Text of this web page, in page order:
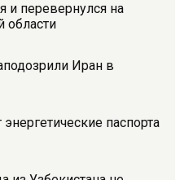
и перевернулся на
области
Иран в
паспорта